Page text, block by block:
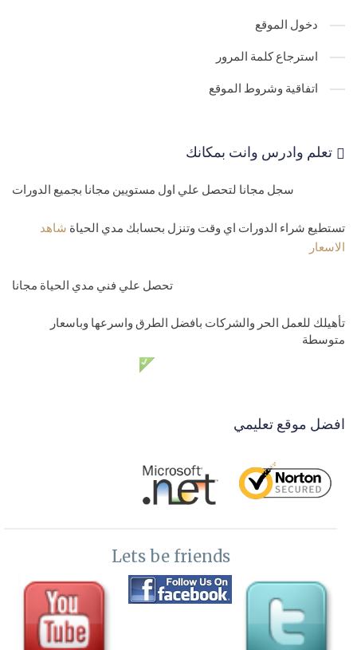
دخول الموقع
استرجاع كلمة المرور
اتفاقية وشروط الموقع
تعلم وادرس وانت بمكانك
سجل مجانا لتحصل علي اول مستويين مجانا بجميع الدورات
تستطيع شراء الدورات اي وقت وتنزل بحسابك مدي الحياة شاهد
الاسعار
تحصل علي فني مدي الحياة مجانا
تأهيلك للعمل الحر والشركات بافضل الطرق واسرعها وباسعار
متوسطة
افضل موقع تعليمي
Lets be friends